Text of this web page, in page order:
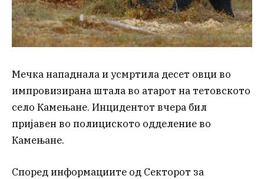
Мечка нападнала и усмртила десет овци во
импровизирана штала во атарот на тетовското
село Камењане. Инцидентот вчера бил
пријавен во полициското одделение во
Камењане.
Според информациите од Секторот за